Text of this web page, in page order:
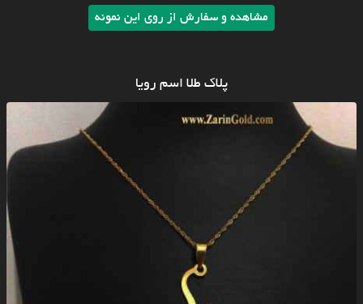
مشاهده و سفارش از روی این نمونه
پلاک طلا اسم رویا